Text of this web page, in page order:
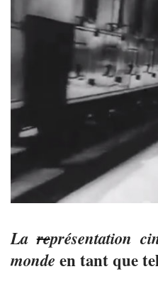
Lareprésentation
monde en tant que